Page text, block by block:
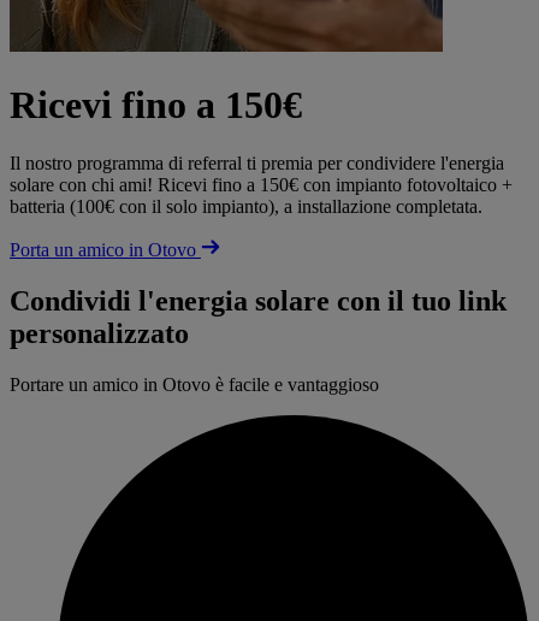
Ricevi fino a 150€
Il nostro programma di referral ti premia per condividere l'energia
solare con chi ami! Ricevi fino a 150€ con impianto fotovoltaico +
batteria (100€ con il solo impianto), a installazione completata.
Porta un amico in Otovo
Condividi l'energia solare con il tuo link
personalizzato
Portare un amico in Otovo è facile e vantaggioso